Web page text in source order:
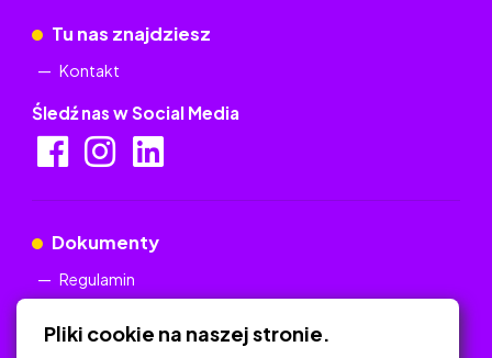
Tu nas znajdziesz
Kontakt
Śledź nas w Social Media
Dokumenty
Regulamin
Pliki cookie na naszej stronie.